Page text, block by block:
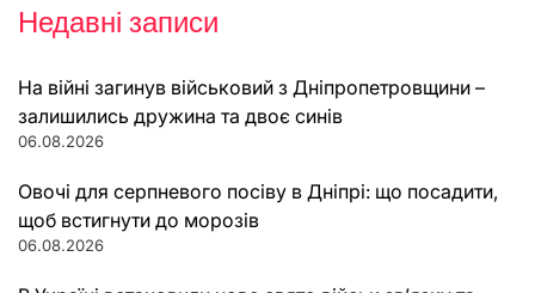
Недавні записи
На війні загинув військовий з Дніпропетровщини –
залишились дружина та двоє синів
06.08.2026
Овочі для серпневого посіву в Дніпрі: що посадити,
щоб встигнути до морозів
06.08.2026